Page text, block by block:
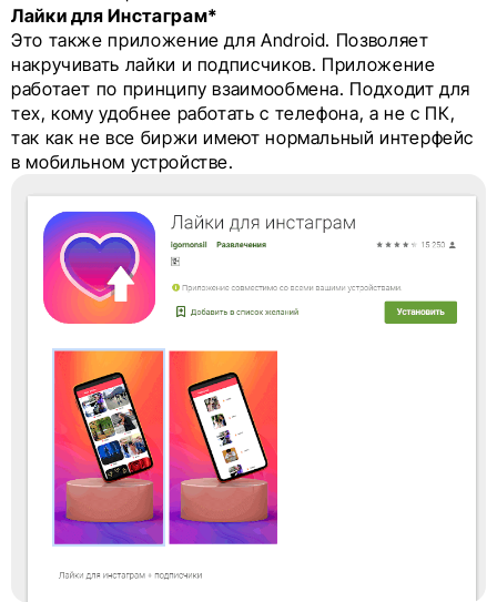
Лайки для Инстаграм*
Это также приложение для Android. Позволяет
накручивать лайки и подписчиков. Приложение
работает по принципу взаимообмена. Подходит для
тех, кому удобнее работать с телефона, а не с ПК,
так как не все биржи имеют нормальный интерфейс
в мобильном устройстве.